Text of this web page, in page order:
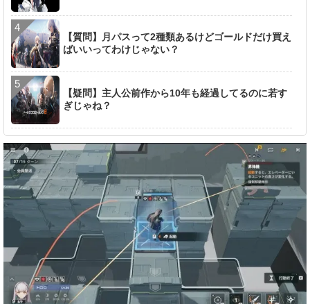
【質問】月パスって2種類あるけどゴールドだけ買え
ばいいってわけじゃない？
【疑問】主人公前作から10年も経過してるのに若す
ぎじゃね？